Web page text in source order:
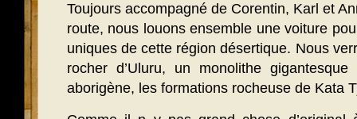
Toujours accompagné de Corentin, Karl et
route, nous louons ensemble une voiture
uniques de cette région désertique. Nous
rocher d’Uluru, un monolithe
aborigène, les formations rocheuse de Kata